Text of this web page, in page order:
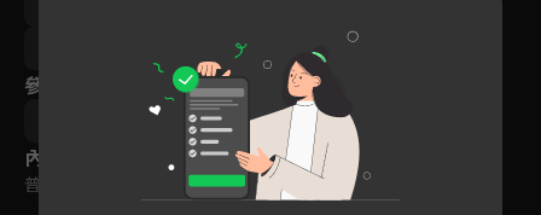
參與演員
內容標籤
普遍級